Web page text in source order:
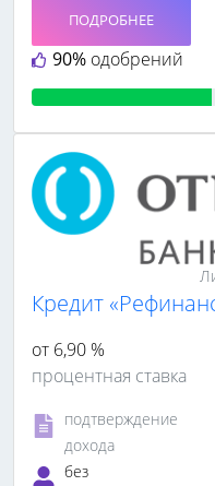
90% одобрений
ПОДРОБНЕЕ
Кредит
от 6,90 %
процентная ставка
подтверждение
дохода
без